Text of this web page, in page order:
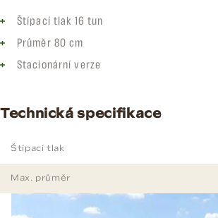
Štípací tlak 16 tun
Průměr 80 cm
Stacionární verze
Technická specifikace
Štípací tlak
Max. průměr